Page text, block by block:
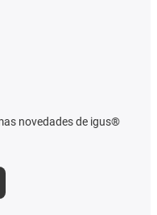
novedades de igus®